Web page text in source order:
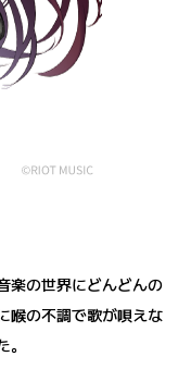
楽の世界にどんどんの
喉の不調で歌が唄えな